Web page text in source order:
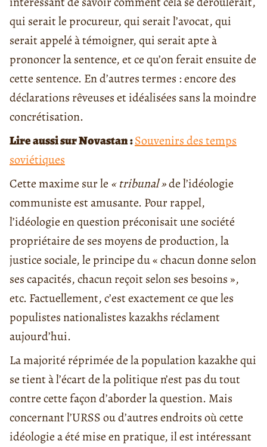
qui serait le procureur, qui serait l’avocat, qui
serait appelé à témoigner, qui serait apte à
prononcer la sentence, et ce qu’on ferait ensuite de
cette sentence. En d’autres termes : encore des
déclarations rêveuses et idéalisées sans la moindre
concrétisation.
Lire aussi sur Novastan :Souvenirs des temps
soviétiques
Cette maxime sur le « tribunal »de l’idéologie
communiste est amusante. Pour rappel,
l’idéologie en question préconisait une société
propriétaire de ses moyens de production, la
justice sociale, le principe du « chacun donne selon
ses capacités, chacun reçoit selon ses besoins »,
etc. Factuellement, c’est exactement ce que les
populistes nationalistes kazakhs réclament
aujourd’hui.
La majorité réprimée de la population kazakhe qui
se tient à l’écart de la politique n’est pas du tout
contre cette façon d’aborder la question. Mais
concernant l’URSS ou d’autres endroits où cette
idéologie a été mise en pratique, il est intéressant